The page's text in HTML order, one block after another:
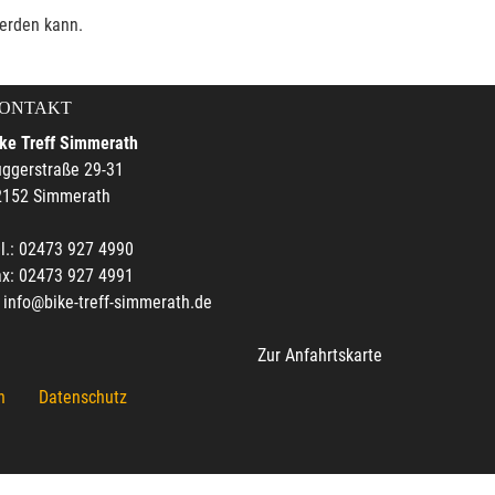
kann.
Treff Simmerath
29-31
Simmerath
02473 927 4990
02473 927 4991
info@bike-treff-simmerath.de
Zur Anfahrtskarte
Datenschutz